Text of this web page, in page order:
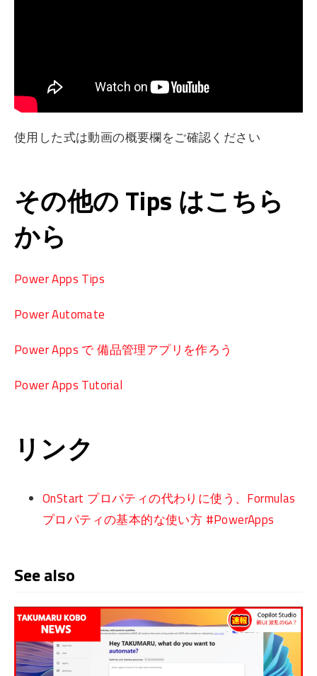
使用した式は動画の概要欄をご確認ください
その他の Tips はこちら
から
Power Apps Tips
Power Automate
Power Apps で 備品管理アプリを作ろう
Power Apps Tutorial
リンク
OnStart プロパティの代わりに使う、Formulas
プロパティの基本的な使い方 #PowerApps
See also